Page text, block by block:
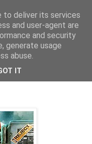
to deliver its services
and user-agent are
and security
generate usage
abuse.
IT